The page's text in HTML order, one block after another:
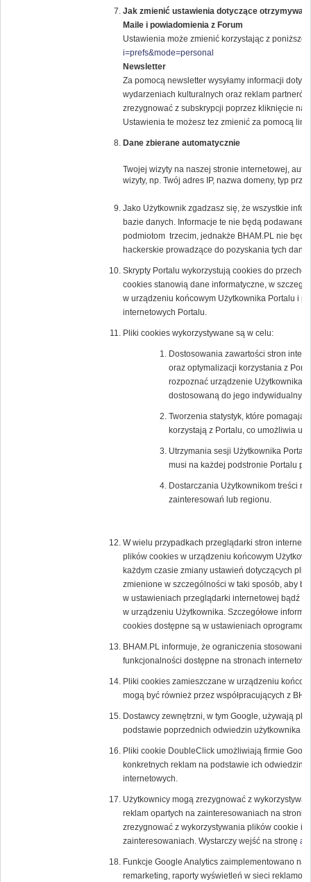
Jak zmienić ustawienia dotyczące
Maile i powiadomienia z Forum
Ustawienia może zmienić korzystając z
i=prefs&mode=personal
Newsletter
Za pomocą newsletter wysyłamy informacji
wydarzeniach kulturalnych oraz reklam
zrezygnować z subskrypcji poprzez kliknięcie na
Ustawienia te możesz tez zmienić za pomocą
Dane zbierane automatycznie
Twojej wizyty na naszej stronie internetowej,
wizyty, np. Twój adres IP, nazwa domeny, typ
Jako Użytkownik zgadzasz się, że wszystkie
bazie danych. Informacje te nie będą podawane
podmiotom trzecim, jednakże BHAM.PL nie
hackerskie prowadzące do pozyskania tych
Skrypty Portalu wykorzystują cookies do
cookies stanowią dane informatyczne, w
w urządzeniu końcowym Użytkownika Portalu i
internetowych Portalu.
Pliki cookies wykorzystywane są w celu:
Dostosowania zawartości stron
oraz optymalizacji korzystania z
rozpoznać urządzenie Użytkownika
dostosowaną do jego
Tworzenia statystyk, które pomagają
korzystają z Portalu, co umożliwia
Utrzymania sesji Użytkownika
musi na każdej podstronie Portalu
Dostarczania Użytkownikom treści
zainteresowań lub regionu.
W wielu przypadkach przeglądarki stron
plików cookies w urządzeniu końcowym
każdym czasie zmiany ustawień dotyczących
zmienione w szczególności w taki sposób, aby
w ustawieniach przeglądarki internetowej bądź
w urządzeniu Użytkownika. Szczegółowe
cookies dostępne są w ustawieniach
BHAM.PL informuje, że ograniczenia stosowania
funkcjonalności dostępne na stronach
Pliki cookies zamieszczane w urządzeniu
mogą być również przez współpracujących z
Dostawcy zewnętrzni, w tym Google, używają
podstawie poprzednich odwiedzin użytkownika
Pliki cookie DoubleClick umożliwiają firmie
konkretnych reklam na podstawie ich odwiedzin
internetowych.
Użytkownicy mogą zrezygnować z
reklam opartych na zainteresowaniach na stronie
zrezygnować z wykorzystywania plików cookie
zainteresowaniach. Wystarczy wejść na stronę
Funkcje Google Analytics zaimplementowano
remarketing, raporty wyświetleń w sieci